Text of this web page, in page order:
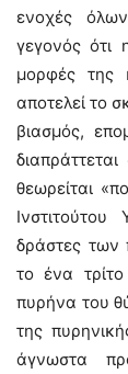
ενοχές
γεγονός ότι
μορφές της
αποτελεί το
βιασμός,
θεωρείται
δράστες των
το ένα
πυρήνα του
της
άγνωστα